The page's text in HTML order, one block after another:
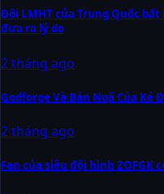
Đội LMHT của Trung Quốc
đưa ra lý do
2 tháng ago
Godforge Và Bản Ngã Của Kẻ
2 tháng ago
Fan của siêu đội hình ZOFGK